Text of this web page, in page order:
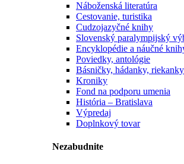
Náboženská literatúra
Cestovanie, turistika
Cudzojazyčné knihy
Slovenský paralympijský
Encyklopédie a náučné
Poviedky, antológie
Básničky, hádanky, riekanky
Kroniky
Fond na podporu umenia
História – Bratislava
Výpredaj
Doplnkový tovar
Nezabudnite